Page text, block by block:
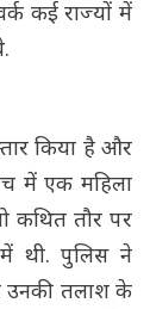
कई राज्यों में
किया है और
में एक महिला
कथित तौर पर
थी. पुलिस ने
उनकी तलाश के